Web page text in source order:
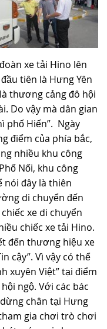
xe tải Hino lên
tiên là Hưng Yên
thương cảng đô hội
Do vậy mà dân gian
phố Hiến”. Ngày
điểm của phía bắc,
nhiều khu công
Nối, khu công
nói đây là thiên
di chuyển đến
xe di chuyển
chiếc xe tải Hino.
đến thương hiệu xe
cậy”. Vì vậy có thể
xuyên Việt” tại điểm
ngộ. Với các bác
chân tại Hưng
gia chơi trò chơi